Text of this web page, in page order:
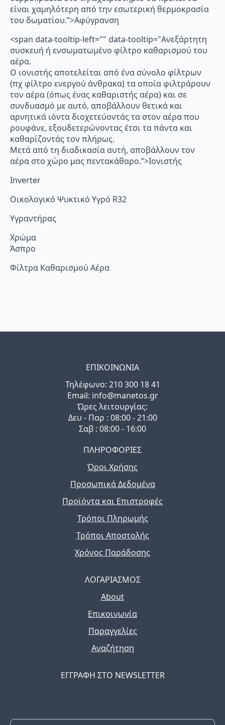
είναι χαμηλότερη από την εσωτερική θερμοκρασία
του δωματίου.”>Αφύγρανση
<span data-tooltip-left="" data-tooltip="Ανεξάρτητη
συσκευή ή ενσωματωμένο φίλτρο καθαρισμού του
αέρα.
Ο ιονιστής αποτελείται από ένα σύνολο φίλτρων
(πχ φίλτρο ενεργού άνθρακα) τα οποία φιλτράρουν
τον αέρα (όπως ένας καθαριστής αέρα) και σε
συνδυασμό με αυτό, αποβάλλουν θετικά και
αρνητικά ιόντα διοχετεύοντάς τα στον αέρα που
ρουφάνε, εξουδετερώνοντας έτσι τα πάντα και
καθαρίζοντάς τον πλήρως.
Μετά από τη διαδικασία αυτή, αποβάλλουν τον
αέρα στο χώρο μας πεντακάθαρο.”>Ιονιστής
Inverter
Οικολογικό Ψυκτικό Υγρό R32
Υγραντήρας
Χρώμα
Άσπρο
Φίλτρα Καθαρισμού Αέρα
ΕΠΙΚΟΙΝΩΝΙΑ
Τηλέφωνo: 210 300 18 41
Email: info@manetos.gr
Ώρες λειτουργίας:
Δευ - Παρ : 08:00 - 21:00
Σαβ : 08:00 - 16:00
ΠΛΗΡΟΦΟΡΙΕΣ
Όροι Χρήσης
Προσωπικά Δεδομένα
Προϊόντα και Επιστροφές
Τρόποι Πληρωμής
Τρόποι Αποστολής
Χρόνος Παράδοσης
ΛΟΓΑΡΙΑΣΜΟΣ
About
Επικοινωνία
Παραγγελίες
Αναζήτηση
ΕΓΓΡΑΦΗ ΣΤΟ NEWSLETTER